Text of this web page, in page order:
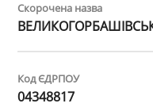
Скорочена назва
Код ЄДРПОУ
04348817